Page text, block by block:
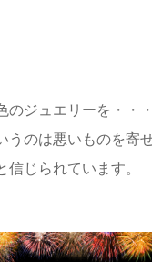
のジュエリーを・・・
うのは悪いものを寄
信じられています。